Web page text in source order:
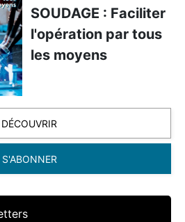
SOUDAGE : Faciliter
l'opération par tous
les moyens
DÉCOUVRIR
S'ABONNER